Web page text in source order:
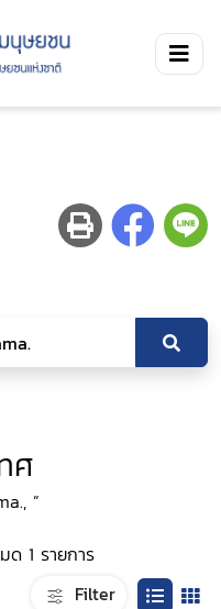
ศ
”
ด 1 รายการ
Filter